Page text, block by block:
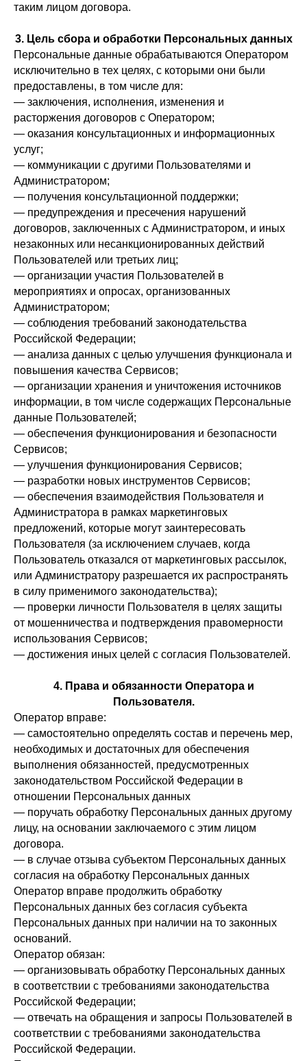
таким лицом договора.
3. Цель сбора и обработки Персональных данных
Персональные данные обрабатываются Оператором
исключительно в тех целях, с которыми они были
предоставлены, в том числе для:
— заключения, исполнения, изменения и
расторжения договоров с Оператором;
— оказания консультационных и информационных
услуг;
— коммуникации с другими Пользователями и
Администратором;
— получения консультационной поддержки;
— предупреждения и пресечения нарушений
договоров, заключенных с Администратором, и иных
незаконных или несанкционированных действий
Пользователей или третьих лиц;
— организации участия Пользователей в
мероприятиях и опросах, организованных
Администратором;
— соблюдения требований законодательства
Российской Федерации;
— анализа данных с целью улучшения функционала и
повышения качества Сервисов;
— организации хранения и уничтожения источников
информации, в том числе содержащих Персональные
данные Пользователей;
— обеспечения функционирования и безопасности
Сервисов;
— улучшения функционирования Сервисов;
— разработки новых инструментов Сервисов;
— обеспечения взаимодействия Пользователя и
Администратора в рамках маркетинговых
предложений, которые могут заинтересовать
Пользователя (за исключением случаев, когда
Пользователь отказался от маркетинговых рассылок,
или Администратору разрешается их распространять
в силу применимого законодательства);
— проверки личности Пользователя в целях защиты
от мошенничества и подтверждения правомерности
использования Сервисов;
— достижения иных целей с согласия Пользователей.
4. Права и обязанности Оператора и
Пользователя.
Оператор вправе:
— самостоятельно определять состав и перечень мер,
необходимых и достаточных для обеспечения
выполнения обязанностей, предусмотренных
законодательством Российской Федерации в
отношении Персональных данных
— поручать обработку Персональных данных другому
лицу, на основании заключаемого с этим лицом
договора.
— в случае отзыва субъектом Персональных данных
согласия на обработку Персональных данных
Оператор вправе продолжить обработку
Персональных данных без согласия субъекта
Персональных данных при наличии на то законных
оснований.
Оператор обязан:
— организовывать обработку Персональных данных
в соответствии с требованиями законодательства
Российской Федерации;
— отвечать на обращения и запросы Пользователей в
соответствии с требованиями законодательства
Российской Федерации.